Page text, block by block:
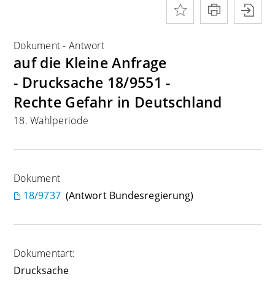
Dokument- Antwort
auf die Kleine Anfrage
- Drucksache 18/9551 -
Rechte Gefahr in Deutschland
18. Wahlperiode
Dokument
18/9737 (Antwort Bundesregierung)
Dokumentart:
Drucksache